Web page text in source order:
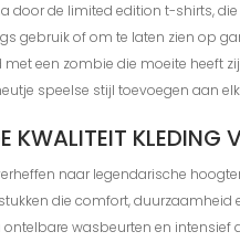
door de limited edition t-shirts,
gebruik of om te laten zien op
met een zombie die moeite heeft
speelse stijl toevoegen aan
KWALITEIT KLEDING
naar legendarische
die comfort,
ontelbare wasbeurten en